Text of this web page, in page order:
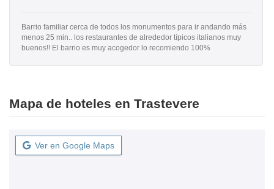
Barrio familiar cerca de todos los monumentos para ir andando más
menos 25 min.. los restaurantes de alrededor típicos italianos muy
buenos!! El barrio es muy acogedor lo recomiendo 100%
Mapa de hoteles en Trastevere
Ver en Google Maps